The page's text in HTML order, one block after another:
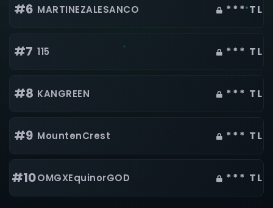
#6 MARTINEZALESANCO *** TL
#7 115 *** TL
#8 KANGREEN *** TL
#9 MountenCrest *** TL
#10OMGXEquinorGOD *** TL